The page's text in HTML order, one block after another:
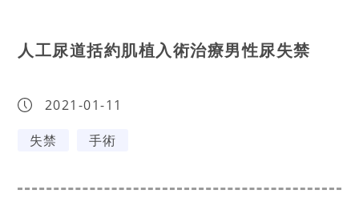
人工尿道括約肌植入術治療男性尿失禁
2021-01-11
失禁
手術